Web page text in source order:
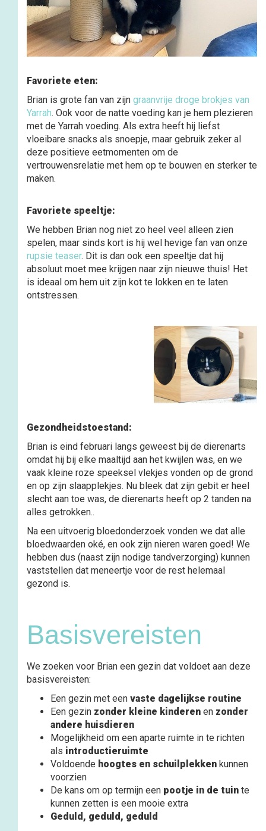
Favoriete eten:
Brian is grote fan van zijn graanvrije droge brokjes van
Yarrah. Ook voor de natte voeding kan je hem plezieren
met de Yarrah voeding. Als extra heeft hij liefst
vloeibare snacks als snoepje, maar gebruik zeker al
deze positieve eetmomenten om de
vertrouwensrelatie met hem op te bouwen en sterker te
maken.
Favoriete speeltje:
We hebben Brian nog niet zo heel veel alleen zien
spelen, maar sinds kort is hij wel hevige fan van onze
rupsie teaser. Dit is dan ook een speeltje dat hij
absoluut moet mee krijgen naar zijn nieuwe thuis! Het
is ideaal om hem uit zijn kot te lokken en te laten
ontstressen.
Gezondheidstoestand:
Brian is eind februari langs geweest bij de dierenarts
omdat hij bij elke maaltijd aan het kwijlen was, en we
vaak kleine roze speeksel vlekjes vonden op de grond
en op zijn slaapplekjes. Nu bleek dat zijn gebit er heel
slecht aan toe was, de dierenarts heeft op 2 tanden na
alles getrokken..
Na een uitvoerig bloedonderzoek vonden we dat alle
bloedwaarden oké, en ook zijn nieren waren goed! We
hebben dus (naast zijn nodige tandverzorging) kunnen
vaststellen dat meneertje voor de rest helemaal
gezond is.
Basisvereisten
We zoeken voor Brian een gezin dat voldoet aan deze
basisvereisten:
Een gezin met een vaste dagelijkse routine
Een gezin zonder kleine kinderen en zonder
andere huisdieren
Mogelijkheid om een aparte ruimte in te richten
als introductieruimte
Voldoende hoogtes en schuilplekken kunnen
voorzien
De kans om op termijn een pootje in de tuin te
kunnen zetten is een mooie extra
Geduld, geduld, geduld